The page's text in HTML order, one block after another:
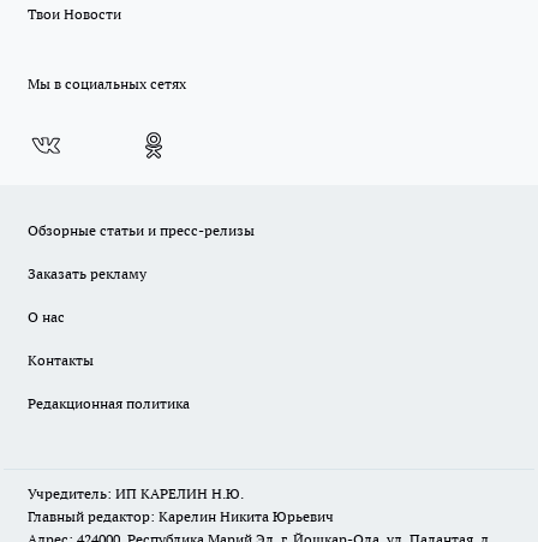
Твои Новости
Мы в социальных сетях
Обзорные статьи и пресс-релизы
Заказать рекламу
О нас
Контакты
Редакционная политика
Учредитель: ИП КАРЕЛИН Н.Ю.
Главный редактор: Карелин Никита Юрьевич